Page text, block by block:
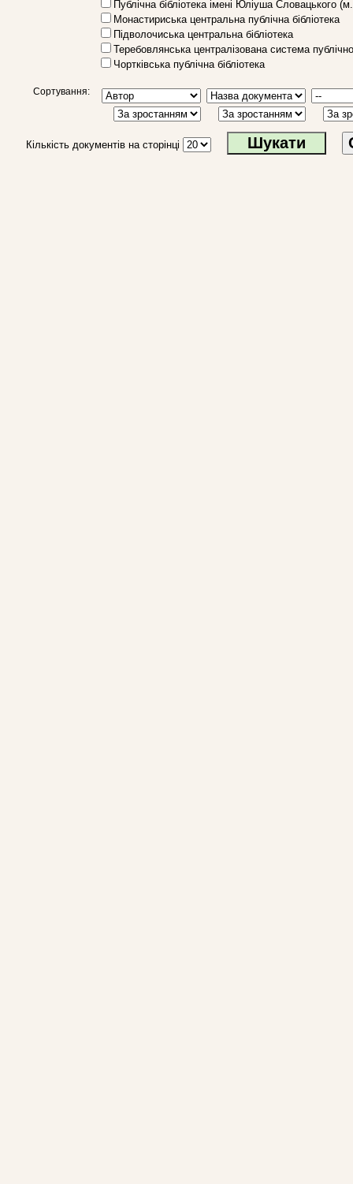
Публічна бібліотека імені Юліуша Словацького
Монастириська центральна публічна бібліотека
Підволочиська центральна бібліотека
Теребовлянська централізована система
Чортківська публічна бібліотека
Сортування:
Кількість документів на сторінці